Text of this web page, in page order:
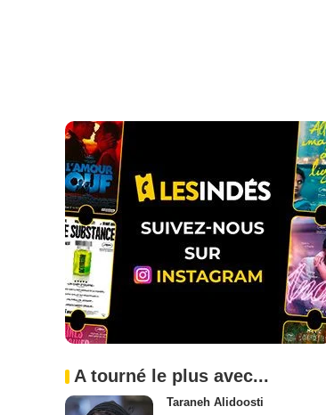
A tourné le plus avec...
Taraneh Alidoosti